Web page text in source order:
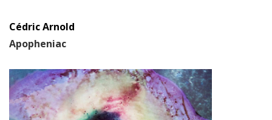
Cédric Arnold
Apopheniac